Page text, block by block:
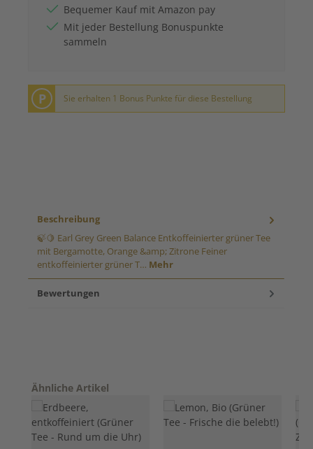
Bequemer Kauf mit Amazon pay
Mit jeder Bestellung Bonuspunkte
sammeln
P Sie erhalten 1 Bonus Punkte für diese Bestellung
Beschreibung
🍃🍋 Earl Grey Green Balance Entkoffeinierter grüner Tee
mit Bergamotte, Orange &amp; Zitrone Feiner
entkoffeinierter grüner T… Mehr
Bewertungen
Produktgalerie überspringen
Ähnliche Artikel